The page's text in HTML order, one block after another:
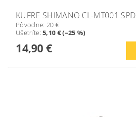
KUFRE SHIMANO CL-MT001 SPD
Pôvodne: 20 €
Ušetríte:5,10 € (–25 %)
14,90 €